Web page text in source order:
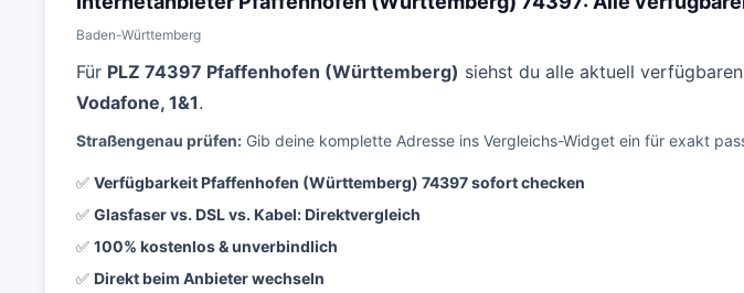
Baden-Württemberg
Für PLZ 74397 Pfaffenhofen (Württemberg) siehst du alle aktuell
Vodafone, 1&1.
Straßengenau prüfen: Gib deine komplette Adresse ins Vergleichs-Widget ein für exakt
✅ Verfügbarkeit Pfaffenhofen (Württemberg) 74397 sofort checken
✅ Glasfaser vs. DSL vs. Kabel: Direktvergleich
✅ 100% kostenlos & unverbindlich
✅ Direkt beim Anbieter wechseln